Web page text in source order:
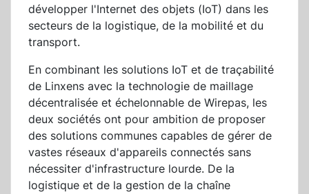
développer l'Internet des objets (IoT) dans les
secteurs de la logistique, de la mobilité et du
transport.
En combinant les solutions IoT et de traçabilité
de Linxens avec la technologie de maillage
décentralisée et échelonnable de Wirepas, les
deux sociétés ont pour ambition de proposer
des solutions communes capables de gérer de
vastes réseaux d'appareils connectés sans
nécessiter d'infrastructure lourde. De la
logistique et de la gestion de la chaîne